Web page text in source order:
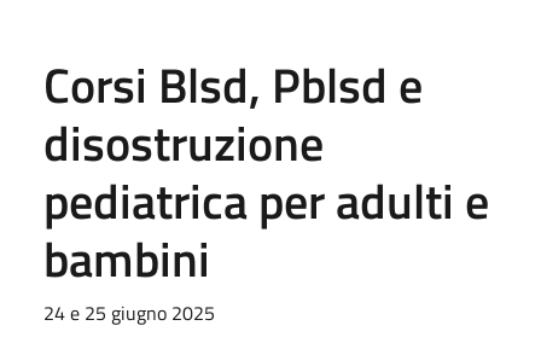
Corsi Blsd, Pblsd e
disostruzione
pediatrica per adulti e
bambini
24 e 25 giugno 2025